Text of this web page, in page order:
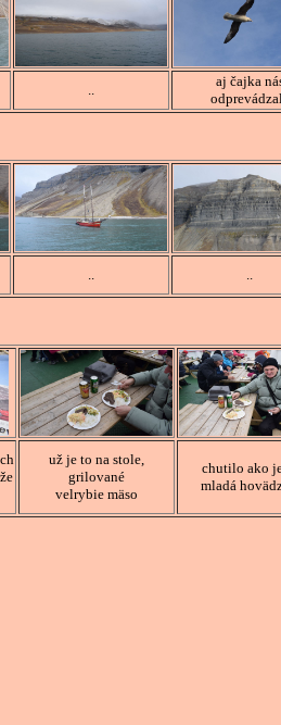
..
aj čajka
.. ..
už je to na stole,
grilované
velrybie mäso
chutilo ako
mladá